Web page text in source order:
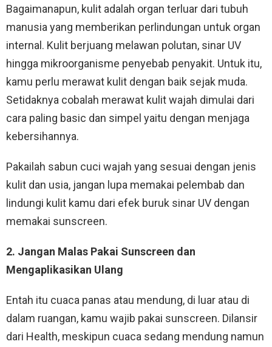
Bagaimanapun, kulit adalah organ terluar dari tubuh
manusia yang memberikan perlindungan untuk organ
internal. Kulit berjuang melawan polutan, sinar UV
hingga mikroorganisme penyebab penyakit. Untuk itu,
kamu perlu merawat kulit dengan baik sejak muda.
Setidaknya cobalah merawat kulit wajah dimulai dari
cara paling basic dan simpel yaitu dengan menjaga
kebersihannya.
Pakailah sabun cuci wajah yang sesuai dengan jenis
kulit dan usia, jangan lupa memakai pelembab dan
lindungi kulit kamu dari efek buruk sinar UV dengan
memakai sunscreen.
2. Jangan Malas Pakai Sunscreen dan
Mengaplikasikan Ulang
Entah itu cuaca panas atau mendung, di luar atau di
dalam ruangan, kamu wajib pakai sunscreen. Dilansir
dari Health, meskipun cuaca sedang mendung namun